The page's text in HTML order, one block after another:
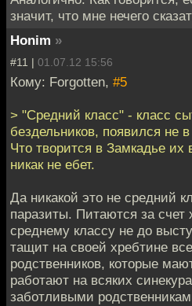
значит, что мне нечего
Honim »
#11 | 01.07.12 15:56
Кому: Forgotten, #5
> "Средний класс" - класс
бездельников, появился не
Что творится в Замкадье их
никак не ебет.
Да никакой это не средний
паразиты. Питаются за
среднему классу не до
тащит на своей хребтине
родственников, которые
работают на всяких
заботливыми